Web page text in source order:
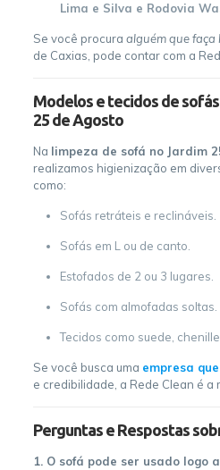
Lima e Silva e Rodovia
Se você procura alguém que faça
de Caxias, pode contar com a
Modelos e tecidos de
25 de Agosto
Na limpeza de sofá no Jardim
realizamos higienização em
como:
Sofás retráteis e reclináveis.
Sofás em L ou de canto.
Estofados de 2 ou 3 lugares.
Sofás com almofadas soltas.
Tecidos como suede,
Se você busca uma empresa
e credibilidade, a Rede Clean é a
Perguntas e Respostas
1. O sofá pode ser usado logo